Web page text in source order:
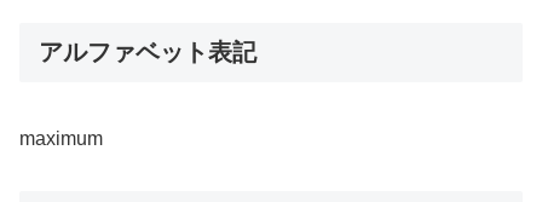
アルファベット表記
maximum